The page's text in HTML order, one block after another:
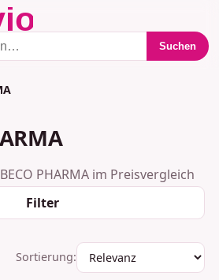
Suchen
PHARMA im Preisvergleich
Filter
Sortierung: